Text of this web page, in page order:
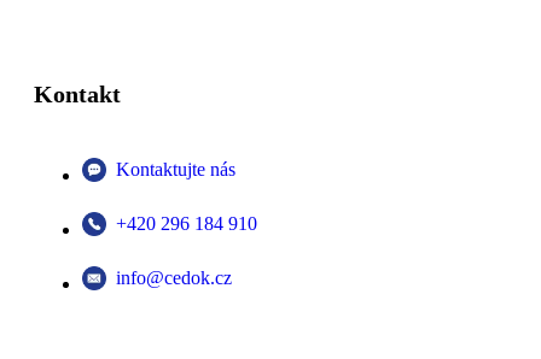
Kontakt
Kontaktujte nás
+420 296 184 910
info@cedok.cz